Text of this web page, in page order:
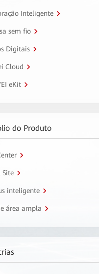
Inteligente
sem fio
Digitais
Cloud
eKit
do Produto
Site
inteligente
área ampla